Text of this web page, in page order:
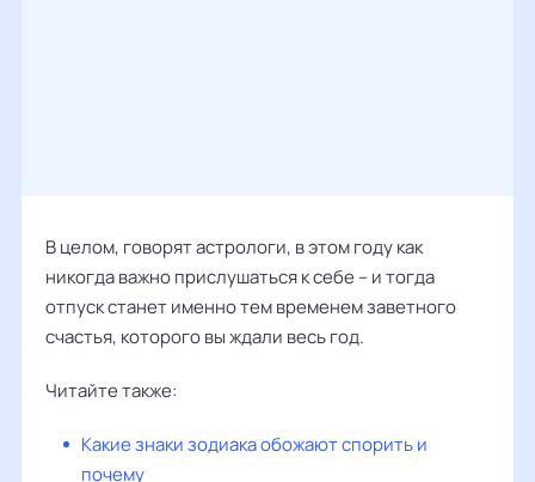
В целом, говорят астрологи, в этом году как
никогда важно прислушаться к себе – и тогда
отпуск станет именно тем временем заветного
счастья, которого вы ждали весь год.
Читайте также:
Какие знаки зодиака обожают спорить и
почему